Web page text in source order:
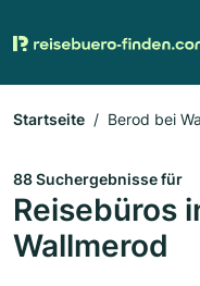
Startseite Berod bei
88 Suchergebnisse für
Reisebüros
Wallmerod